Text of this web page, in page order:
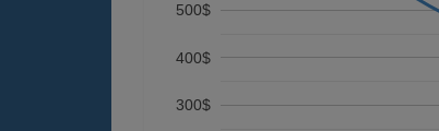
300$
400$
500$